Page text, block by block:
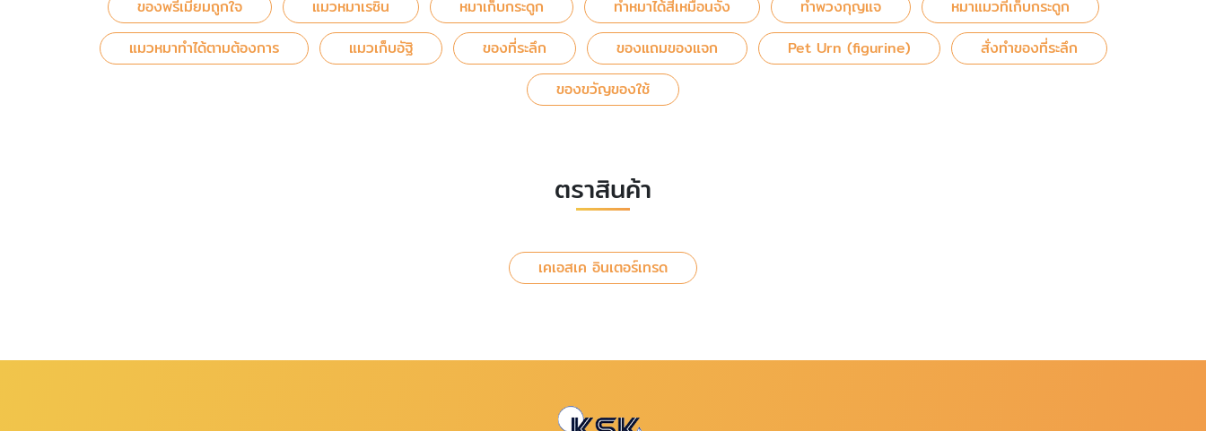
ของพรีเมี่ยมถูกใจ แมวหมาเรซิ่น หมาเก็บกระดูก ทำหมาได้สีเหมือนจัง ทำพวงกุญแจ
หมาแมวที่เก็บกระดูก
แมวหมาทำได้ตามต้องการ
แมวเก็บอัฐิ ของที่ระลึก ของแถมของแจก Pet Urn (figurine)
สั่งทำของที่ระลึก
ของขวัญของใช้
ตราสินค้า
เคเอสเค อินเตอร์เทรด